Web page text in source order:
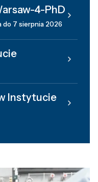
4-PhD
do 7 sierpnia 2026
Instytucie